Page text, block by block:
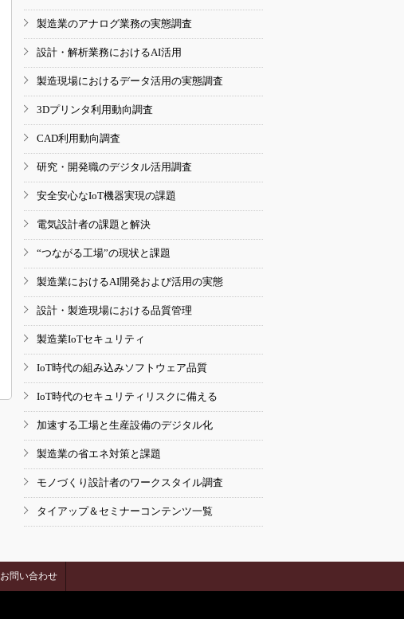
製造業のアナログ業務の実態調査
設計・解析業務におけるAI活用
製造現場におけるデータ活用の実態調査
3Dプリンタ利用動向調査
CAD利用動向調査
研究・開発職のデジタル活用調査
安全安心なIoT機器実現の課題
電気設計者の課題と解決
“つながる工場”の現状と課題
製造業におけるAI開発および活用の実態
設計・製造現場における品質管理
製造業IoTセキュリティ
IoT時代の組み込みソフトウェア品質
IoT時代のセキュリティリスクに備える
加速する工場と生産設備のデジタル化
製造業の省エネ対策と課題
モノづくり設計者のワークスタイル調査
タイアップ＆セミナーコンテンツ一覧
お問い合わせ